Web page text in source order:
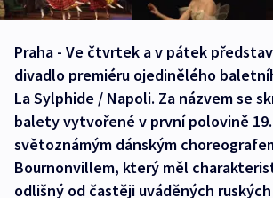
Praha - Ve čtvrtek a v pátek
divadlo premiéru ojedinělého
La Sylphide / Napoli. Za názvem se
balety vytvořené v první polovině
světoznámým dánským
Bournonvillem, který měl
odlišný od častěji uváděných